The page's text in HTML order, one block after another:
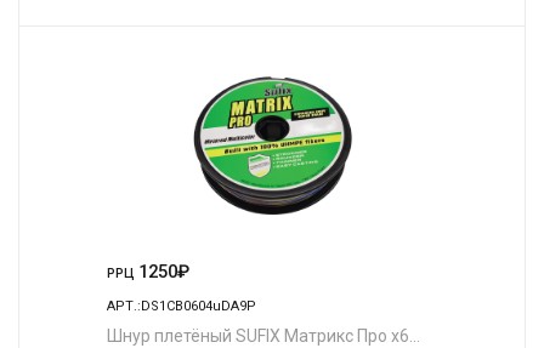
РРЦ 1250₽
АРТ.:DS1CB0604uDA9P
Шнур плетёный SUFIX Матрикс Про x6